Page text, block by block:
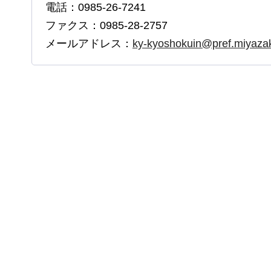
電話：0985-26-7241
ファクス：0985-28-2757
メールアドレス： ky-